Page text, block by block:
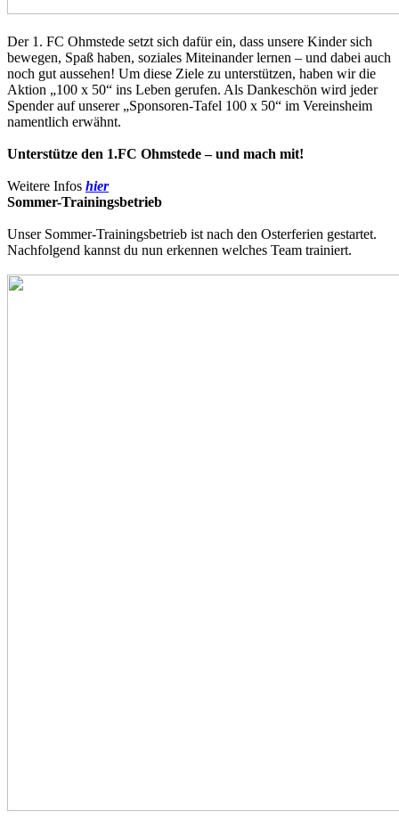
Der 1. FC Ohmstede setzt sich dafür ein, dass unsere Kinder sich
bewegen, Spaß haben, soziales Miteinander lernen – und dabei auch
noch gut aussehen! Um diese Ziele zu unterstützen, haben wir die
Aktion „100 x 50“ ins Leben gerufen. Als Dankeschön wird jeder
Spender auf unserer „Sponsoren-Tafel 100 x 50“ im Vereinsheim
namentlich erwähnt.
Unterstütze den 1.FC Ohmstede – und mach mit!
Weitere Infos hier
Sommer-Trainingsbetrieb
Unser Sommer-Trainingsbetrieb ist nach den Osterferien gestartet.
Nachfolgend kannst du nun erkennen welches Team trainiert.